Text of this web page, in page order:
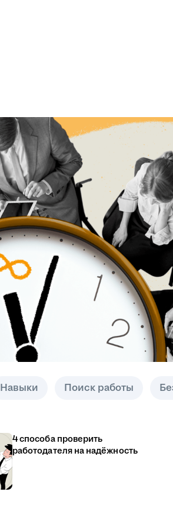
Навыки Поиск работы
4 способа проверить
работодателя на надёжность